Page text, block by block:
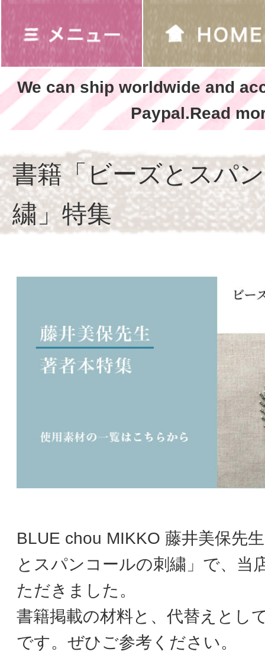
We can ship worldwide and
Paypal.Read
書籍「ビーズとスパ
繍」特集
BLUE chou MIKKO 藤井美保先
とスパンコールの刺繍」で、当
ただきました。
書籍掲載の材料と、代替えとし
です。ぜひご参考ください。